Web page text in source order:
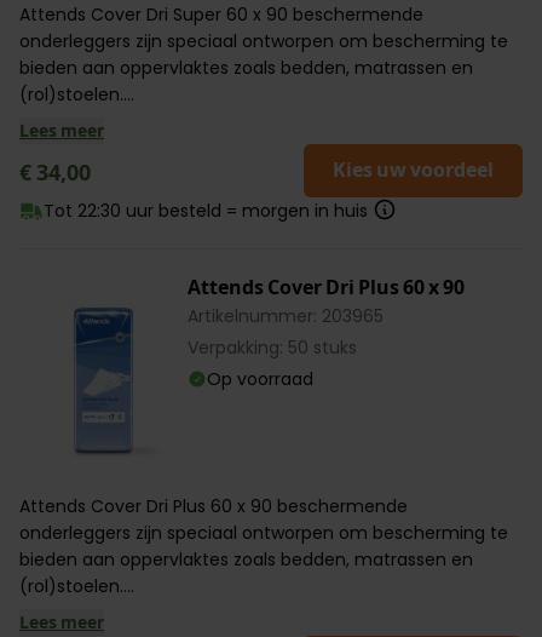
Attends Cover Dri Super 60 x 90 beschermende
onderleggers zijn speciaal ontworpen om bescherming te
bieden aan oppervlaktes zoals bedden, matrassen en
(rol)stoelen....
Lees meer
€ 34,00 Kies uw voordeel
Tot 22:30 uur besteld = morgen in huis
Attends Cover Dri Plus 60 x 90
Artikelnummer: 203965
Verpakking: 50 stuks
Op voorraad
Attends Cover Dri Plus 60 x 90 beschermende
onderleggers zijn speciaal ontworpen om bescherming te
bieden aan oppervlaktes zoals bedden, matrassen en
(rol)stoelen....
Lees meer